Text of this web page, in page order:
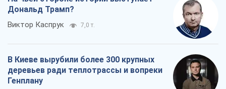
Дональд Трамп?
Виктор Каспрук 7,0 т.
В Киеве вырубили более 300 крупных
деревьев ради теплотрассы и вопреки
Генплану